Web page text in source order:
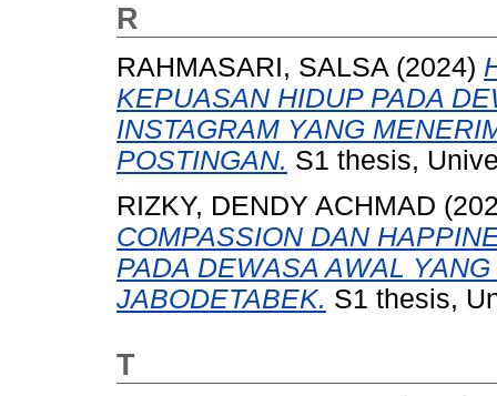
R
RAHMASARI, SALSA (2024)
KEPUASAN HIDUP PADA
INSTAGRAM YANG
POSTINGAN. S1 thesis,
RIZKY, DENDY ACHMAD
COMPASSION DAN
PADA DEWASA AWAL
JABODETABEK. S1 thesis,
T